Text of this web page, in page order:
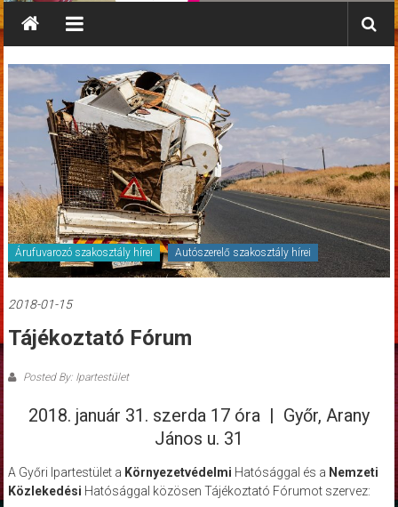
Árufuvarozó szakosztály hírei Autószerelő szakosztály hírei
2018-01-15
Tájékoztató Fórum
Posted By: Ipartestület
2018. január 31. szerda 17 óra | Győr, Arany
János u. 31
A Győri Ipartestület a Környezetvédelmi Hatósággal és a Nemzeti
Közlekedési Hatósággal közösen Tájékoztató Fórumot szervez: